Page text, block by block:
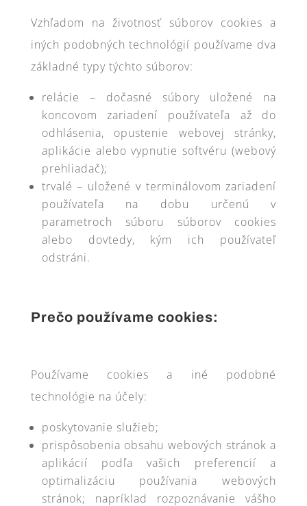
Vzhľadom na životnosť súborov cookies a
iných podobných technológií používame dva
základné typy týchto súborov:
relácie – dočasné súbory uložené na
koncovom zariadení používateľa až do
odhlásenia, opustenie webovej stránky,
aplikácie alebo vypnutie softvéru (webový
prehliadač);
trvalé – uložené v terminálovom zariadení
používateľa na dobu určenú v
parametroch súboru súborov cookies
alebo dovtedy, kým ich používateľ
odstráni.
Prečo používame cookies:
Používame cookies a iné podobné
technológie na účely:
poskytovanie služieb;
prispôsobenia obsahu webových stránok a
aplikácií podľa vašich preferencií a
optimalizáciu používania webových
stránok; napríklad rozpoznávanie vášho